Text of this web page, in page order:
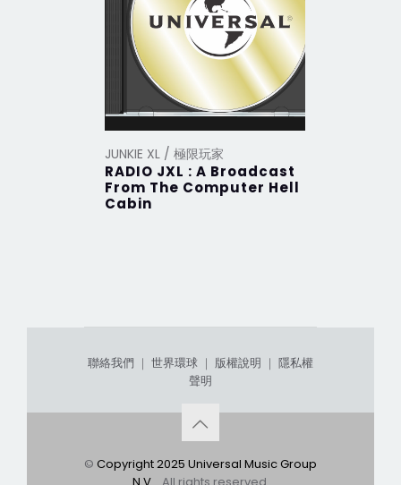
JUNKIE XL / 極限玩家
RADIO JXL : A Broadcast
From The Computer Hell
Cabin
聯絡我們 ｜ 世界環球 ｜ 版權說明 ｜ 隱私權
聲明
© Copyright 2025 Universal Music Group